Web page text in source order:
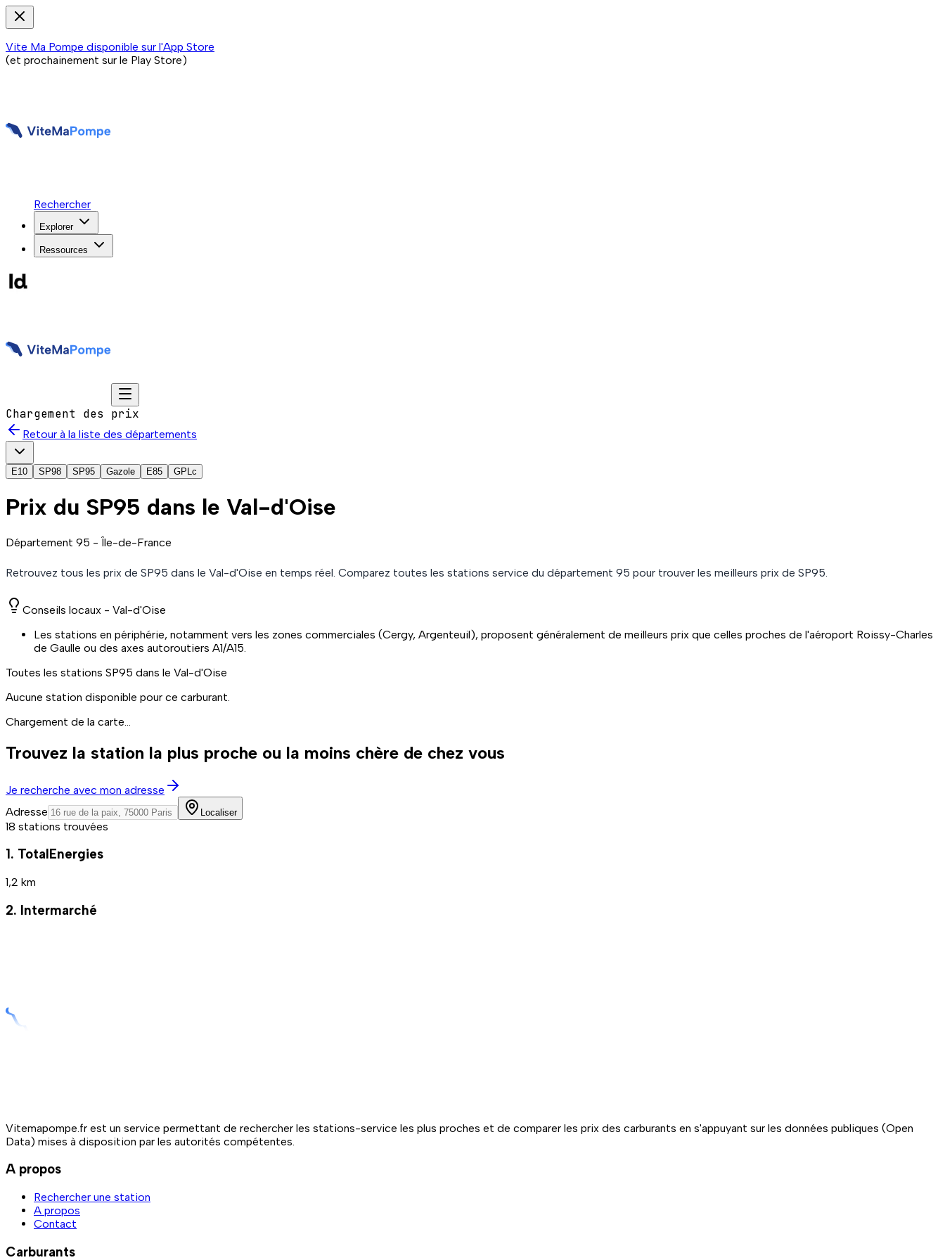
Vite Ma Pompe disponible sur l'App Store
(et prochainement sur le Play Store)
Rechercher
Explorer
Ressources
Chargement des prix
Retour à la liste des départements
E10 SP98 SP95 Gazole E85 GPLc
Prix du SP95 dans le Val-d'Oise
Département 95 - Île-de-France
Retrouvez tous les prix de SP95 dans le Val-d'Oise en temps réel. Comparez toutes les stations service du département 95 pour trouver les meilleurs prix de SP95.
Conseils locaux - Val-d'Oise
Les stations en périphérie, notamment vers les zones commerciales (Cergy, Argenteuil), proposent généralement de meilleurs prix que celles proches de l'aéroport Roissy-Charles
de Gaulle ou des axes autoroutiers A1/A15.
Toutes les stations SP95 dans le Val-d'Oise
Aucune station disponible pour ce carburant.
Chargement de la carte...
Trouvez la station la plus proche ou la moins chère de chez vous
Je recherche avec mon adresse
Adresse
Localiser
18 stations trouvées
1. TotalEnergies
1,2 km
2. Intermarché
Vitemapompe.fr est un service permettant de rechercher les stations-service les plus proches et de comparer les prix des carburants en s'appuyant sur les données publiques (Open
Data) mises à disposition par les autorités compétentes.
A propos
Rechercher une station
A propos
Contact
Carburants